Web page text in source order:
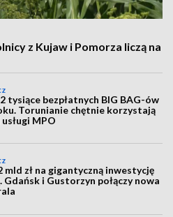
z Kujaw i Pomorza liczą na
tysiące bezpłatnych BIG BAG-ów
Torunianie chętnie korzystają
MPO
mld zł na gigantyczną inwestycję
Gdańsk i Gustorzyn połączy nowa